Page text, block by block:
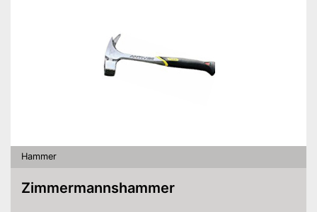
Hammer
Zimmermannshammer